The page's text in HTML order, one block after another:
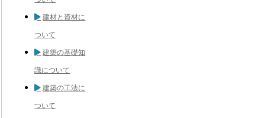
建材と資材に
ついて
建築の基礎知
識について
建築の工法に
ついて